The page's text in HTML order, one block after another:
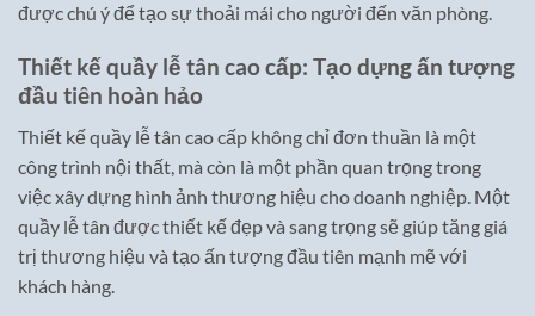
được chú ý để tạo sự thoải mái cho người đến văn phòng.
Thiết kế quầy lễ tân cao cấp: Tạo dựng ấn tượng
đầu tiên hoàn hảo
Thiết kế quầy lễ tân cao cấp không chỉ đơn thuần là một
công trình nội thất, mà còn là một phần quan trọng trong
việc xây dựng hình ảnh thương hiệu cho doanh nghiệp. Một
quầy lễ tân được thiết kế đẹp và sang trọng sẽ giúp tăng giá
trị thương hiệu và tạo ấn tượng đầu tiên mạnh mẽ với
khách hàng.